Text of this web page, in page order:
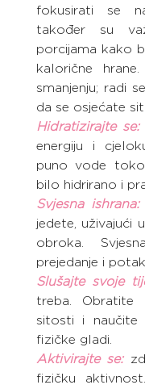
fokusirati se
također su
porcijama kako
kalorične
smanjenju; radi
da se osjećate
Hidratizirajte se:
energiju i
puno vode
bilo hidrirano i
Svjesna ishrana:
jedete, uživajući
obroka.
prejedanje i
Slušajte svoje
treba. Obratite
sitosti i naučite
fizičke gladi.
Aktivirajte se:
fizičku